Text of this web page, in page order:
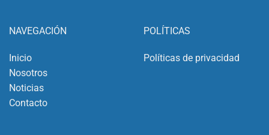
NAVEGACIÓN
Inicio
Nosotros
Noticias
Contacto
POLÍTICAS
Políticas de privacidad